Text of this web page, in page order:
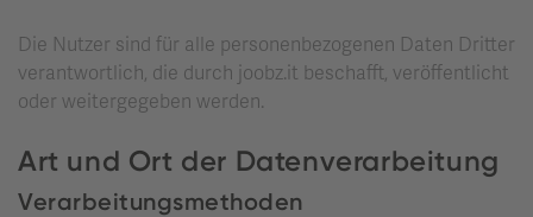
Die Nutzer sind für alle personenbezogenen Daten Dritter
verantwortlich, die durch joobz.it beschafft, veröffentlicht
oder weitergegeben werden.
Art und Ort der Datenverarbeitung
Verarbeitungsmethoden